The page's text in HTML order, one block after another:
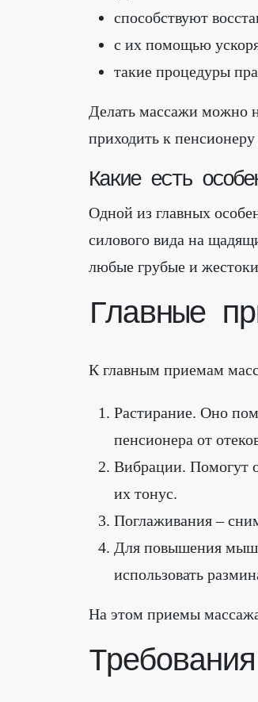
способствуют
с их помощью
такие процедуры
Делать массажи можно
приходить к
Какие есть
Одной из главных
силового вида на
любые грубые и
Главные
К главным приемам
Растирание. Оно
пенсионера от
Вибрации. Помогут
их тонус.
Поглаживания –
Для повышения
использовать
На этом приемы